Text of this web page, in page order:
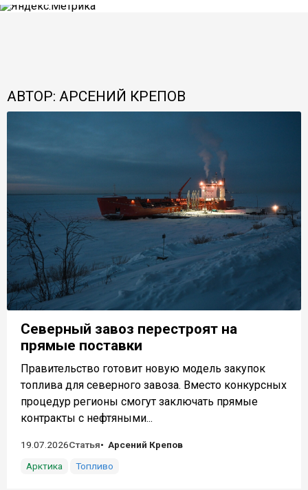
АВТОР: АРСЕНИЙ КРЕПОВ
Северный завоз перестроят на
прямые поставки
Правительство готовит новую модель закупок
топлива для северного завоза. Вместо конкурсных
процедур регионы смогут заключать прямые
контракты с нефтяными...
19.07.2026Статья
Арсений Крепов
Арктика
Топливо